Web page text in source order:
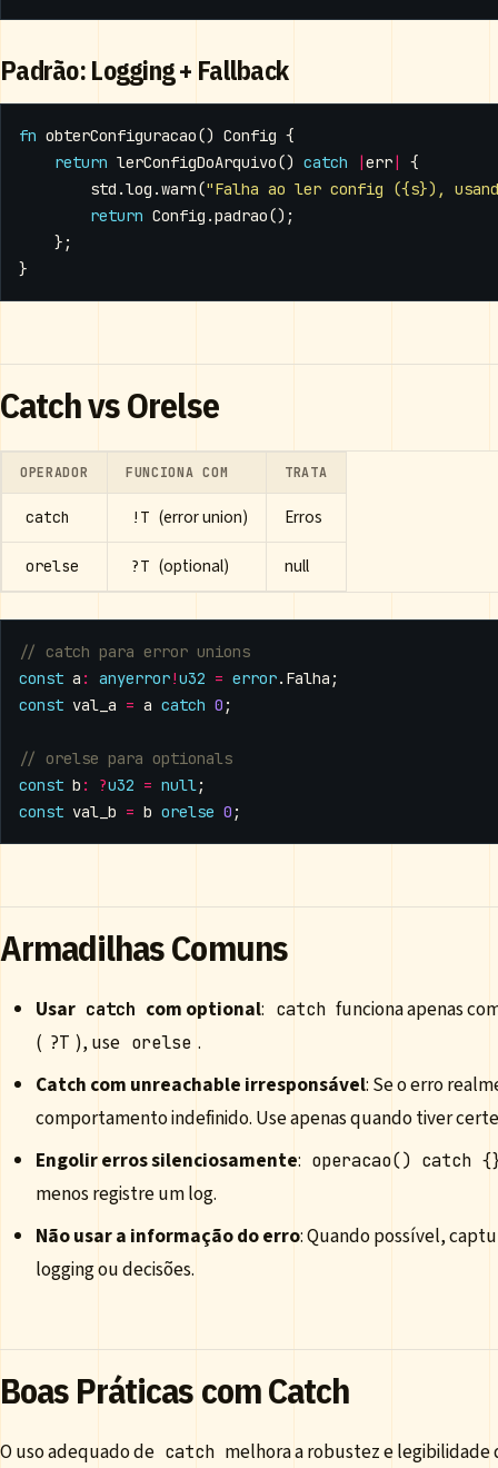
Padrão: Logging + Fallback
fn obterConfiguracao() Config {
return lerConfigDoArquivo() catch |err|
{
std .log .warn("Falha ao ler config ({s}),
return Config .padrao();
};
}
Catch vs Orelse
OPERADOR FUNCIONA COM TRATA
catch !T (error union) Erros
orelse ?T (optional) null
const a : anyerror!u32 = error. Falha ;
const val_a = a catch 0 ;
const b : ?u32 = null;
const val_b = b orelse 0 ;
Armadilhas Comuns
Usar catch com optional: catch funciona apenas
( ?T ), use orelse .
Catch com unreachable irresponsável: Se o erro
comportamento indefinido. Use apenas quando tiver
Engolir erros silenciosamente: operacao() catch
menos registre um log.
Não usar a informação do erro: Quando possível,
logging ou decisões.
Boas Práticas com Catch
O uso adequado de catch melhora a robustez e legibilidade